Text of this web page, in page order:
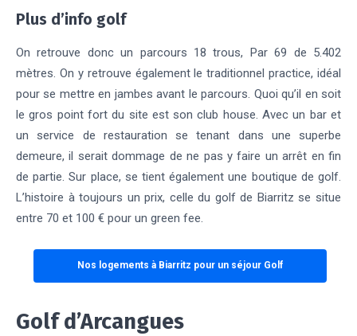
Plus d’info golf
On retrouve donc un parcours 18 trous, Par 69 de 5.402
mètres. On y retrouve également le traditionnel practice, idéal
pour se mettre en jambes avant le parcours. Quoi qu’il en soit
le gros point fort du site est son club house. Avec un bar et
un service de restauration se tenant dans une superbe
demeure, il serait dommage de ne pas y faire un arrêt en fin
de partie. Sur place, se tient également une boutique de golf.
L’histoire à toujours un prix, celle du golf de Biarritz se situe
entre 70 et 100 € pour un green fee.
Nos logements à Biarritz pour un séjour Golf
Golf d’Arcangues